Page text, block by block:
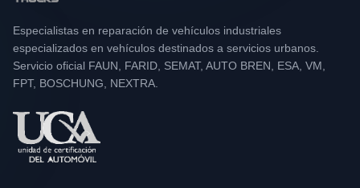
Especialistas en reparación de vehículos industriales
especializados en vehículos destinados a servicios urbanos.
Servicio oficial FAUN, FARID, SEMAT, AUTO BREN, ESA, VM,
FPT, BOSCHUNG, NEXTRA.